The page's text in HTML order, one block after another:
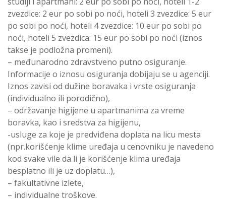
zvezdice: 2 eur po sobi po noći, hoteli 3 zvezdice: 5 eur
po sobi po noći, hoteli 4 zvezdice: 10 eur po sobi po
noći, hoteli 5 zvezdica: 15 eur po sobi po noći (iznos
takse je podložna promeni).
– međunarodno zdravstveno putno osiguranje.
Informacije o iznosu osiguranja dobijaju se u agenciji.
Iznos zavisi od dužine boravaka i vrste osiguranja
(individualno ili porodično),
– održavanje higijene u apartmanima za vreme
boravka, kao i sredstva za higijenu,
-usluge za koje je predviđena doplata na licu mesta
(npr.korišćenje klime uređaja u cenovniku je navedeno
kod svake vile da li je korišćenje klima uređaja
besplatno ili je uz doplatu…),
– fakultativne izlete,
– individualne troškove.